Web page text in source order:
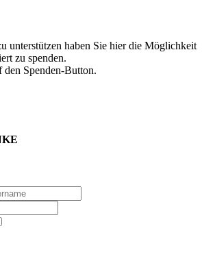
unterstützen haben Sie hier die Möglichkeit
zu spenden.
Spenden-Button.